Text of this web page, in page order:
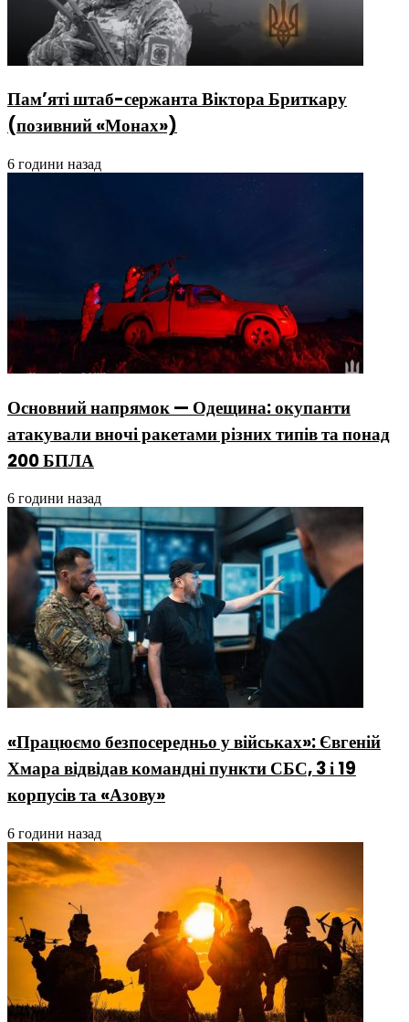
Пам’яті штаб-сержанта Віктора Бриткару
(позивний «Монах»)
6 години назад
Основний напрямок — Одещина: окупанти
атакували вночі ракетами різних типів та понад
200 БПЛА
6 години назад
«Працюємо безпосередньо у військах»: Євгеній
Хмара відвідав командні пункти СБС, 3 і 19
корпусів та «Азову»
6 години назад